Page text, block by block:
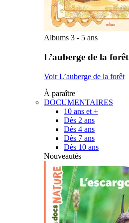
Albums 3 - 5 ans
L’auberge de la forêt
Voir L’auberge de la forêt
À paraître
DOCUMENTAIRES
10 ans et +
Dès 2 ans
Dès 4 ans
Dès 7 ans
Dès 10 ans
Nouveautés